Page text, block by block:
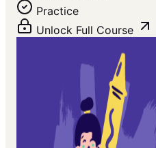
Practice
Unlock Full Course